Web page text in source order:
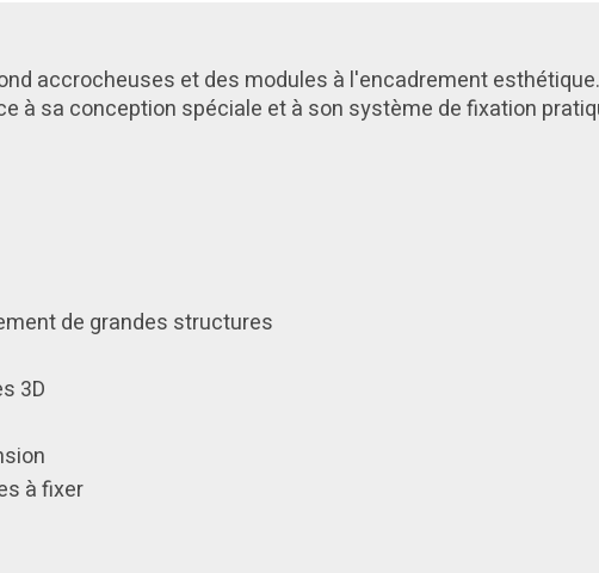
accrocheuses et des modules à l'encadrement
sa conception spéciale et à son système de fixation
de grandes structures
3D
à fixer